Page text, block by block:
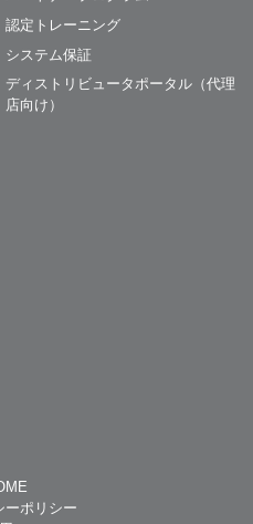
認定トレーニング
システム保証
ディストリビュータポータル（代理
店向け）
ーポリシー